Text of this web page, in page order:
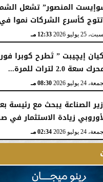
المنصور” تشعل
كأسرع الشركات نموا
25 يوليو 2026 12:33 مـ
سعة 2.0 لترات للمرة...
24 يوليو 2026 08:30 مـ
الصناعة يبحث مع رئيسة
زيادة الاستثمار في
24 يوليو 2026 02:34 مـ